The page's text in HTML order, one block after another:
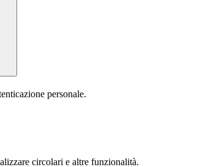
personale.
circolari e altre funzionalità.